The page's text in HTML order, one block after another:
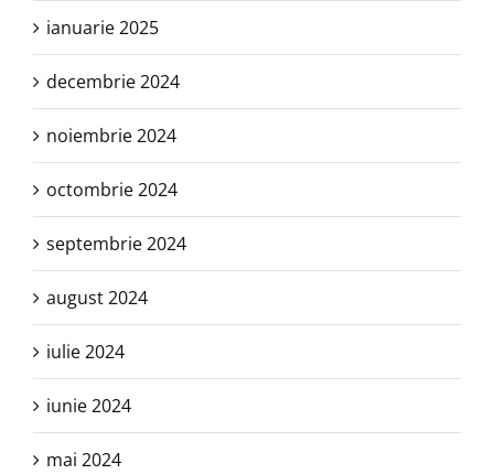
ianuarie 2025
decembrie 2024
noiembrie 2024
octombrie 2024
septembrie 2024
august 2024
iulie 2024
iunie 2024
mai 2024